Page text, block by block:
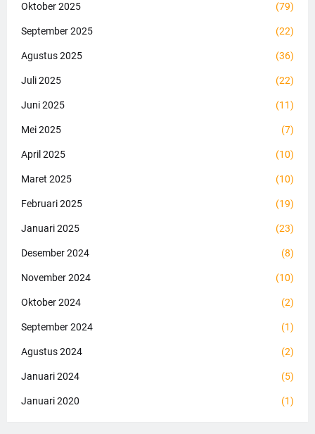
Oktober 2025 (79)
September 2025 (22)
Agustus 2025 (36)
Juli 2025 (22)
Juni 2025 (11)
Mei 2025 (7)
April 2025 (10)
Maret 2025 (10)
Februari 2025 (19)
Januari 2025 (23)
Desember 2024 (8)
November 2024 (10)
Oktober 2024 (2)
September 2024 (1)
Agustus 2024 (2)
Januari 2024 (5)
Januari 2020 (1)